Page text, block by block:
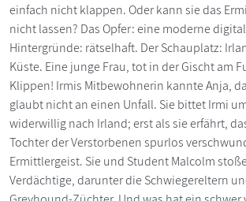
einfach nicht klappen. Oder kann sie das
nicht lassen? Das Opfer: eine moderne
Hintergründe: rätselhaft. Der Schauplatz:
Küste. Eine junge Frau, tot in der Gischt am
Klippen! Irmis Mitbewohnerin kannte Anja,
glaubt nicht an einen Unfall. Sie bittet Irmi
widerwillig nach Irland; erst als sie erfährt,
Tochter der Verstorbenen spurlos
Ermittlergeist. Sie und Student Malcolm
Verdächtige, darunter die Schwiegereltern